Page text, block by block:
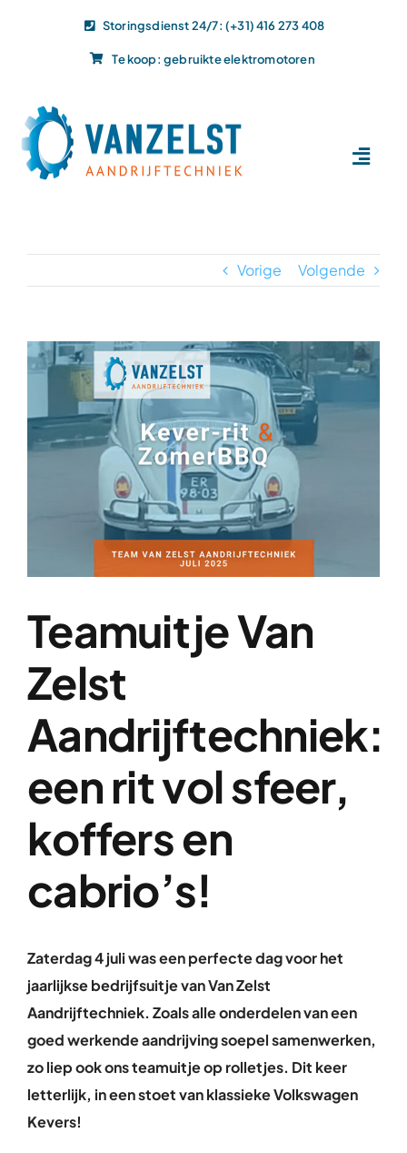
Storingsdienst 24/7: (+31) 416 273 408
Te koop: gebruikte elektromotoren
Dit leveren wij
Actueel
Projecten
Over ons
Contact
Vorige Volgende
Bekijk
afbeelding
Teamuitje Van
Zelst
Aandrijftechniek:
een rit vol sfeer,
koffers en
cabrio’s!
Zaterdag 4 juli was een perfecte dag voor het
jaarlijkse bedrijfsuitje van Van Zelst
Aandrijftechniek. Zoals alle onderdelen van een
goed werkende aandrijving soepel samenwerken,
zo liep ook ons teamuitje op rolletjes. Dit keer
letterlijk, in een stoet van klassieke Volkswagen
Kevers!